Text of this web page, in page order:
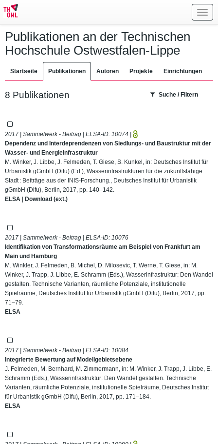
Publikationen an der Technischen
Hochschule Ostwestfalen-Lippe
Startseite Publikationen Autoren Projekte Einrichtungen
8 Publikationen Suche / Filtern
2017 | Sammelwerk - Beitrag | ELSA-ID: 10074 |
Dependenz und Interdeprendenzen von Siedlungs- und Baustruktur mit der
Wasser- und Energieinfrastruktur
M. Winker, J. Libbe, J. Felmeden, T. Giese, S. Kunkel, in: Deutsches Institut für
Urbanistik gGmbH (Difu) (Ed.), Wasserinfrastrukturen für die zukunftsfähige
Stadt : Beiträge aus der INIS-Forschung., Deutsches Institut für Urbanistik
gGmbH (Difu), Berlin, 2017, pp. 140–142.
ELSA | Download (ext.)
2017 | Sammelwerk - Beitrag | ELSA-ID: 10076
Identifikation von Transformationsräume am Beispiel von Frankfurt am
Main und Hamburg
M. Winkler, J. Felmeden, B. Michel, D. Milosevic, T. Werne, T. Giese, in: M.
Winker, J. Trapp, J. Libbe, E. Schramm (Eds.), Wasserinfrastruktur: Den Wandel
gestalten. Technische Varianten, räumliche Potenziale, institutionelle
Spielräume, Deutsches Institut für Urbanistik gGmbH (Difu), Berlin, 2017, pp.
71–79.
ELSA
2017 | Sammelwerk - Beitrag | ELSA-ID: 10084
Integrierte Bewertung auf Modellgebietsebene
J. Felmeden, M. Bernhard, M. Zimmermann, in: M. Winker, J. Trapp, J. Libbe, E.
Schramm (Eds.), Wasserinfrastruktur: Den Wandel gestalten. Technische
Varianten, räumliche Potenziale, institutionelle Spielräume, Deutsches Institut
für Urbanistik gGmbH (Difu), Berlin, 2017, pp. 171–184.
ELSA